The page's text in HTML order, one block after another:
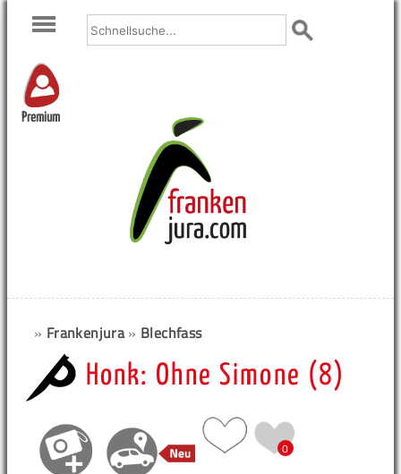
Premium
» Frankenjura» Blechfass
Honk: Ohne Simone (8)
0